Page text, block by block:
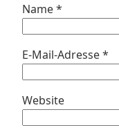
Name*
E-Mail-Adresse*
Website